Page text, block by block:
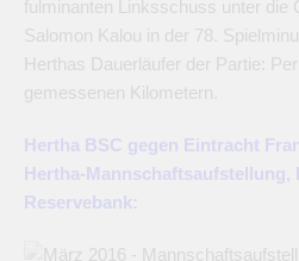
fulminanten Linksschuss unter die
Salomon Kalou in der 78.
Herthas Dauerläufer der Partie:
gemessenen Kilometern.
Hertha BSC gegen Eintracht
Hertha-Mannschaftsaufstellung,
Reservebank: